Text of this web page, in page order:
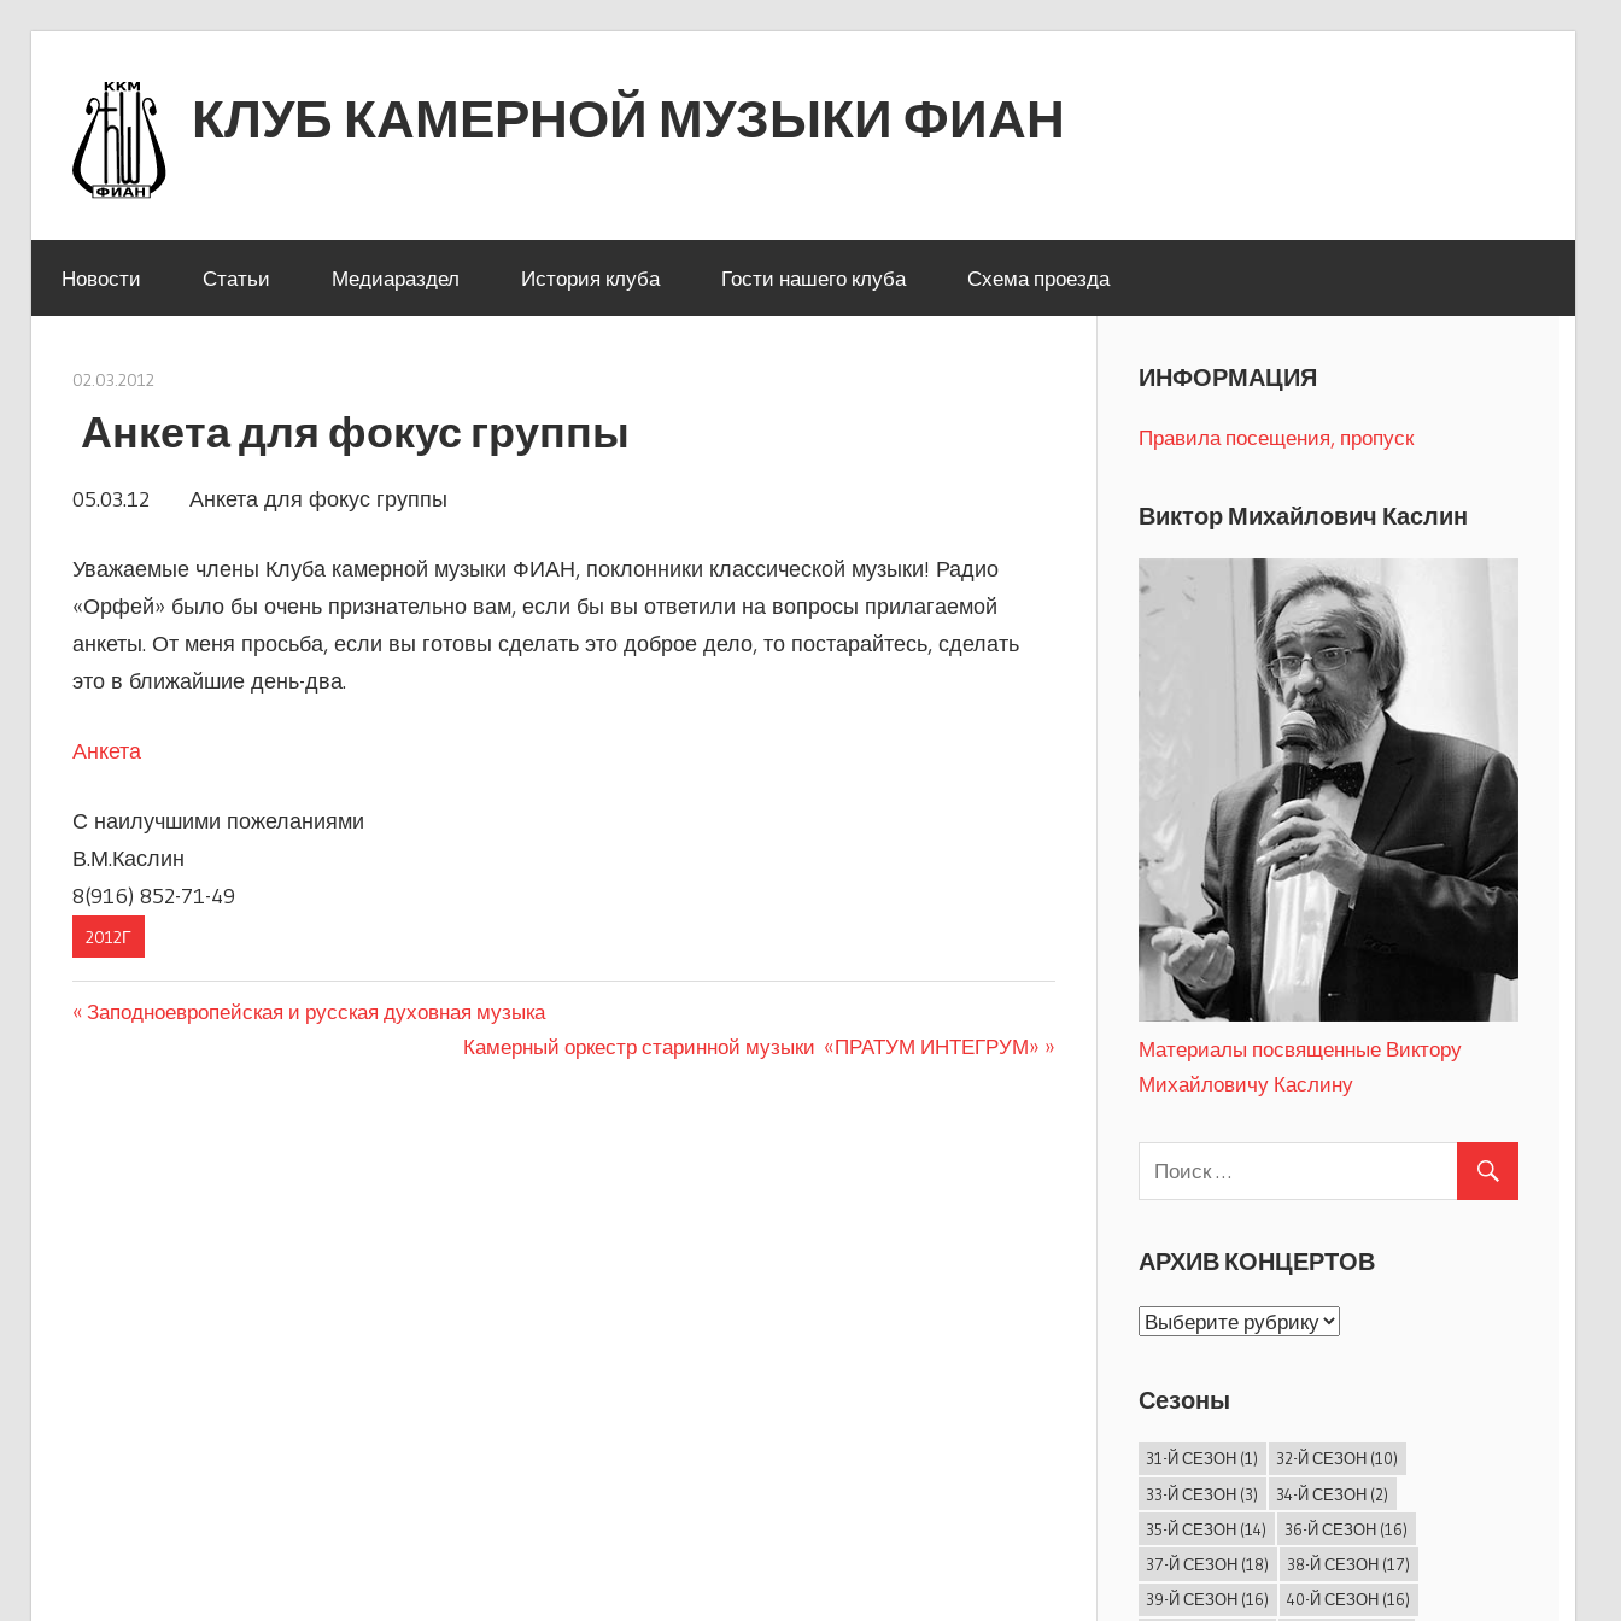
содержимому
КЛУБ КАМЕРНОЙ МУЗЫКИ ФИАН
Новости Статьи Медиараздел История клуба Гости нашего клуба Схема проезда
02.03.2012
Анкета для фокус группы
05.03.12 Анкета для фокус группы
Уважаемые члены Клуба камерной музыки ФИАН, поклонники классической музыки! Радио
«Орфей» было бы очень признательно вам, если бы вы ответили на вопросы прилагаемой
анкеты. От меня просьба, если вы готовы сделать это доброе дело, то постарайтесь, сделать
это в ближайшие день-два.
Анкета
С наилучшими пожеланиями
В.М.Каслин
8(916) 852-71-49
2012Г
Навигация
Предыдущая
Заподноевропейская и русская духовная музыка
Следующая
Камерный оркестр старинной музыки «ПРАТУМ ИНТЕГРУМ»
ИНФОРМАЦИЯ
Правила посещения, пропуск
Виктор Михайлович Каслин
Материалы посвященные Виктору
Михайловичу Каслину
АРХИВ КОНЦЕРТОВ
АРХИВ
Сезоны
31-Й СЕЗОН (1) 32-Й СЕЗОН (10)
33-Й СЕЗОН (3) 34-Й СЕЗОН (2)
35-Й СЕЗОН (14) 36-Й СЕЗОН (16)
37-Й СЕЗОН (18) 38-Й СЕЗОН (17)
39-Й СЕЗОН (16) 40-Й СЕЗОН (16)